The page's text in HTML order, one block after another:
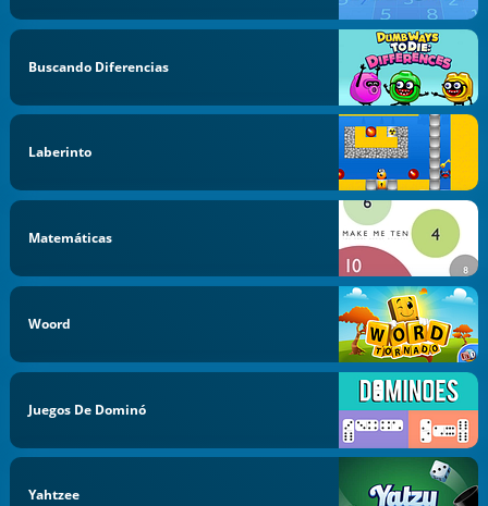
Buscando Diferencias
Laberinto
Matemáticas
Woord
Juegos De Dominó
Yahtzee